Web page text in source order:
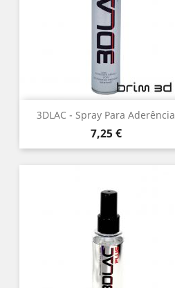
3DLAC - Spray Para Aderência
Preço
7,25 €